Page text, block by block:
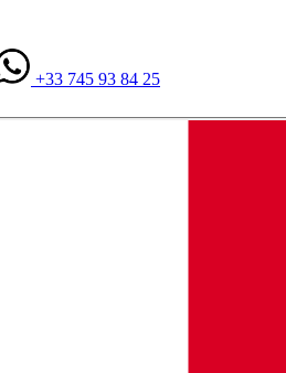
+33 745 93 84 25